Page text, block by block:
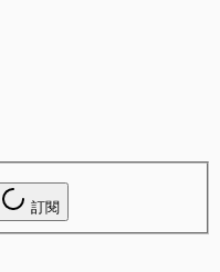
訂閱